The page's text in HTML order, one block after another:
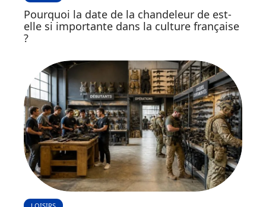
Pourquoi la date de la chandeleur de est-
elle si importante dans la culture française
?